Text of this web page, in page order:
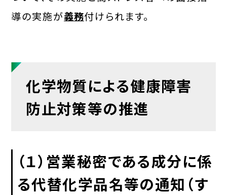
導の実施が義務付けられます。
化学物質による健康障害
防止対策等の推進
（１） 営業秘密である成分に係
る代替化学品名等の通知 （す